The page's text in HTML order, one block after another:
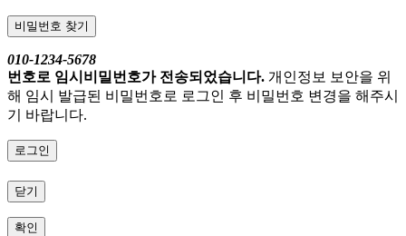
비밀번호 찾기
010-1234-5678
번호로 임시비밀번호가 전송되었습니다. 개인정보 보안을 위
해 임시 발급된 비밀번호로 로그인 후 비밀번호 변경을 해주시
기 바랍니다.
로그인
닫기
확인